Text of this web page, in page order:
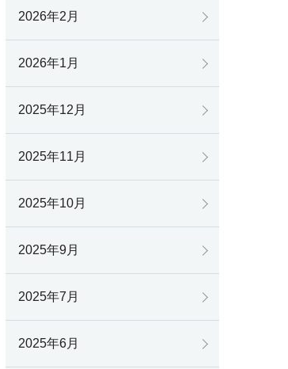
2026年2月
2026年1月
2025年12月
2025年11月
2025年10月
2025年9月
2025年7月
2025年6月